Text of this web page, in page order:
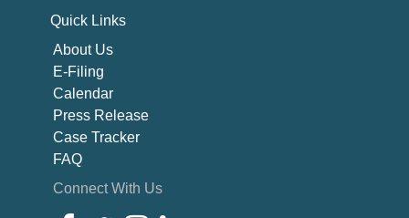
Quick Links
About Us
E-Filing
Calendar
Press Release
Case Tracker
FAQ
Connect With Us